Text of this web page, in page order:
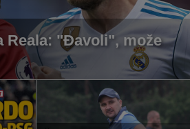
Reala: "Đavoli", može